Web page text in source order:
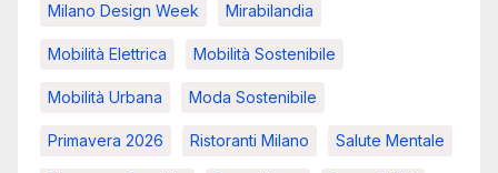
Milano Design Week Mirabilandia
Mobilità Elettrica Mobilità Sostenibile
Mobilità Urbana Moda Sostenibile
Primavera 2026 Ristoranti Milano Salute Mentale